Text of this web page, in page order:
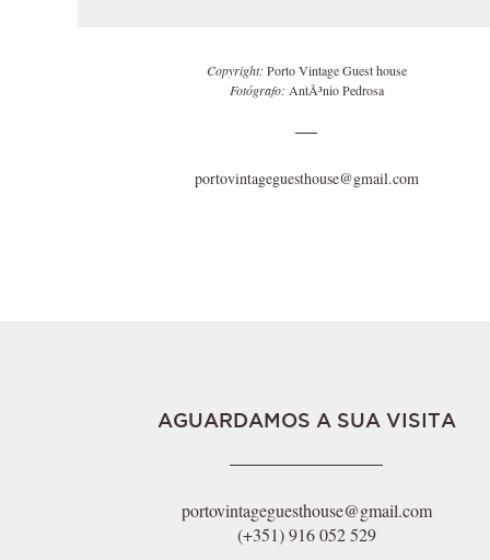
Copyright: Porto Vintage Guest house
Fotógrafo: AntÃ³nio Pedrosa
portovintageguesthouse@gmail.com
AGUARDAMOS A SUA VISITA
portovintageguesthouse@gmail.com
(+351) 916 052 529